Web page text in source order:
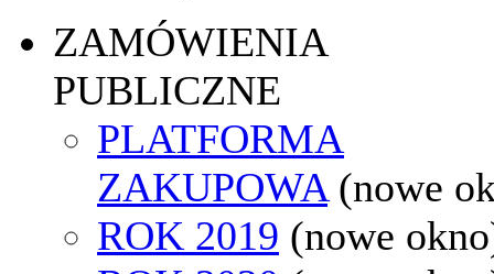
ZAMÓWIENIA
PUBLICZNE
PLATFORMA
ZAKUPOWA (nowe
ROK 2019 (nowe